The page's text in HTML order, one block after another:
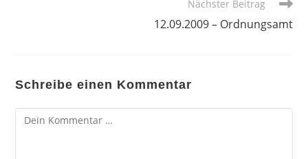
Nächster Beitrag
12.09.2009 – Ordnungsamt
Schreibe einen Kommentar
Kommentar